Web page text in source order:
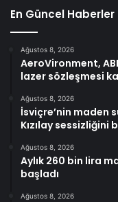
En Güncel Haberler
Ağustos 8, 2026
AeroVironment,
lazer sözleşmesi
Ağustos 8, 2026
İsviçre’nin maden
Kızılay sessizliğini
Ağustos 8, 2026
Aylık 260 bin lira
başladı
Ağustos 8, 2026